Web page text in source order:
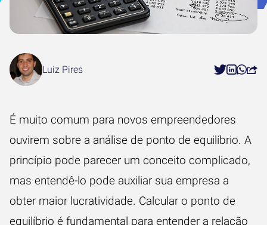
Luiz Pires
É muito comum para novos empreendedores
ouvirem sobre a análise de ponto de equilíbrio. A
princípio pode parecer um conceito complicado,
mas entendê-lo pode auxiliar sua empresa a
obter maior lucratividade. Calcular o ponto de
equilíbrio é fundamental para entender a relação